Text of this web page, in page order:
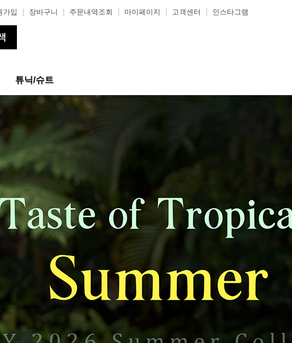
가입 장바구니 주문내역조회 마이페이지 고객센터 인스타그램
튜닉/슈트